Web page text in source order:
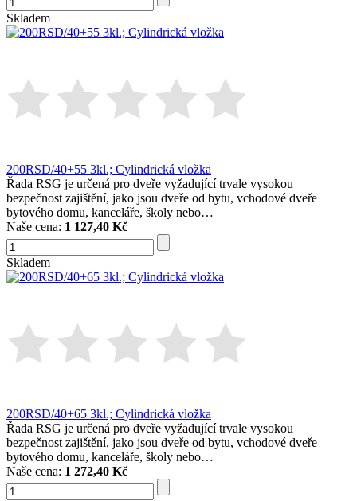
Skladem
200RSD/40+55 3kl.; Cylindrická vložka
Řada RSG je určená pro dveře vyžadující trvale vysokou
bezpečnost zajištění, jako jsou dveře od bytu, vchodové dveře
bytového domu, kanceláře, školy nebo…
Naše cena: 1 127,40 Kč
Skladem
200RSD/40+65 3kl.; Cylindrická vložka
Řada RSG je určená pro dveře vyžadující trvale vysokou
bezpečnost zajištění, jako jsou dveře od bytu, vchodové dveře
bytového domu, kanceláře, školy nebo…
Naše cena: 1 272,40 Kč